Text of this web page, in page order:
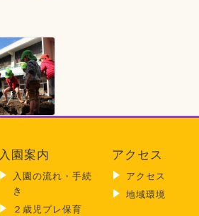
入園案内
入園の流れ・手続
き
２歳児プレ保育
アクセス
アクセス
地域環境